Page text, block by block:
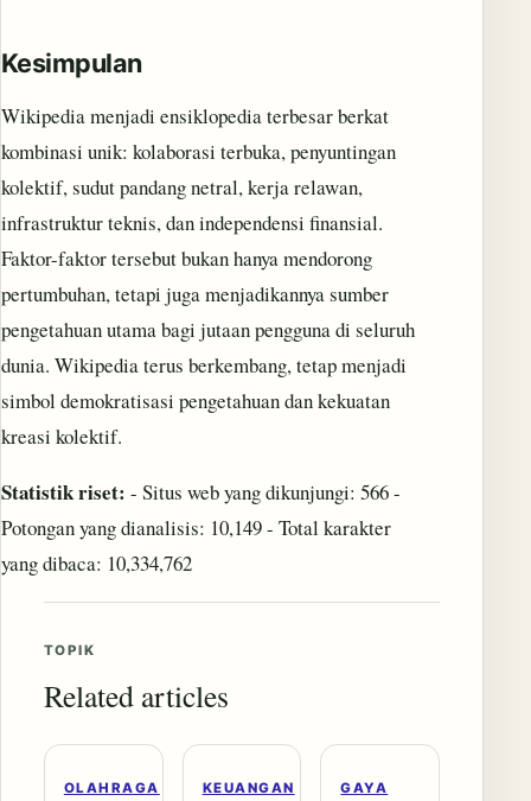
Kesimpulan
Wikipedia menjadi ensiklopedia terbesar berkat
kombinasi unik: kolaborasi terbuka, penyuntingan
kolektif, sudut pandang netral, kerja relawan,
infrastruktur teknis, dan independensi finansial.
Faktor-faktor tersebut bukan hanya mendorong
pertumbuhan, tetapi juga menjadikannya sumber
pengetahuan utama bagi jutaan pengguna di seluruh
dunia. Wikipedia terus berkembang, tetap menjadi
simbol demokratisasi pengetahuan dan kekuatan
kreasi kolektif.
Statistik riset: - Situs web yang dikunjungi: 566 -
Potongan yang dianalisis: 10,149 - Total karakter
yang dibaca: 10,334,762
TOPIK
Related articles
OLAHRAGA KEUANGAN
GAYA